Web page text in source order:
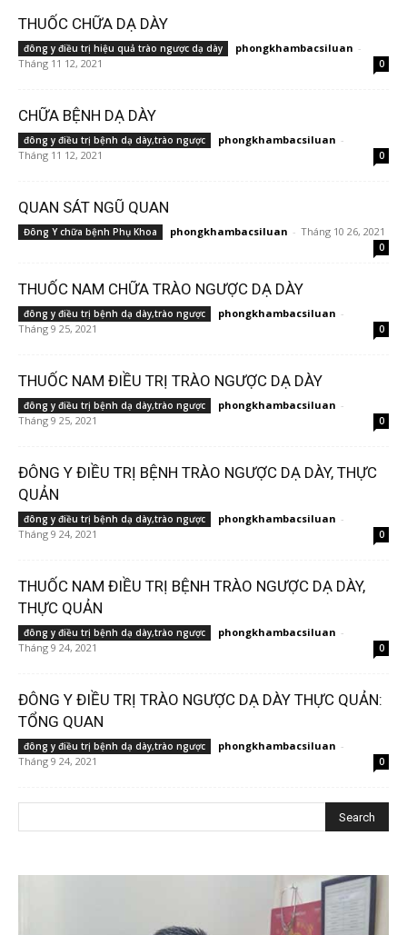
THUỐC CHỮA DẠ DÀY
đông y điều trị hiệu quả trào ngược dạ dày phongkhambacsiluan -
Tháng 11 12, 2021
0
CHỮA BỆNH DẠ DÀY
đông y điều trị bệnh dạ dày,trào ngược phongkhambacsiluan -
Tháng 11 12, 2021
0
QUAN SÁT NGŨ QUAN
Đông Y chữa bệnh Phụ Khoa phongkhambacsiluan - Tháng 10 26, 2021
0
THUỐC NAM CHỮA TRÀO NGƯỢC DẠ DÀY
đông y điều trị bệnh dạ dày,trào ngược phongkhambacsiluan -
Tháng 9 25, 2021
0
THUỐC NAM ĐIỀU TRỊ TRÀO NGƯỢC DẠ DÀY
đông y điều trị bệnh dạ dày,trào ngược phongkhambacsiluan -
Tháng 9 25, 2021
0
ĐÔNG Y ĐIỀU TRỊ BỆNH TRÀO NGƯỢC DẠ DÀY, THỰC
QUẢN
đông y điều trị bệnh dạ dày,trào ngược phongkhambacsiluan -
Tháng 9 24, 2021
0
THUỐC NAM ĐIỀU TRỊ BỆNH TRÀO NGƯỢC DẠ DÀY,
THỰC QUẢN
đông y điều trị bệnh dạ dày,trào ngược phongkhambacsiluan -
Tháng 9 24, 2021
0
ĐÔNG Y ĐIỀU TRỊ TRÀO NGƯỢC DẠ DÀY THỰC QUẢN:
TỔNG QUAN
đông y điều trị bệnh dạ dày,trào ngược phongkhambacsiluan -
Tháng 9 24, 2021
0